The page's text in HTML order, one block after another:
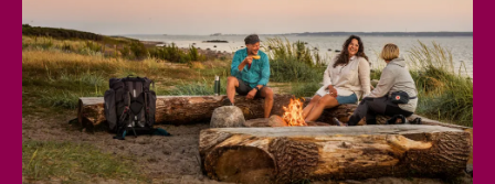
platsen
du
verkar
på
ska
blomstra?